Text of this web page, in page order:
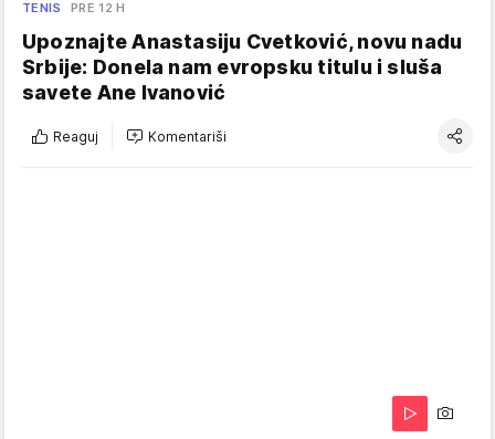
TENIS PRE 12 H
Upoznajte Anastasiju Cvetković, novu nadu
Srbije: Donela nam evropsku titulu i sluša
savete Ane Ivanović
Reaguj Komentariši